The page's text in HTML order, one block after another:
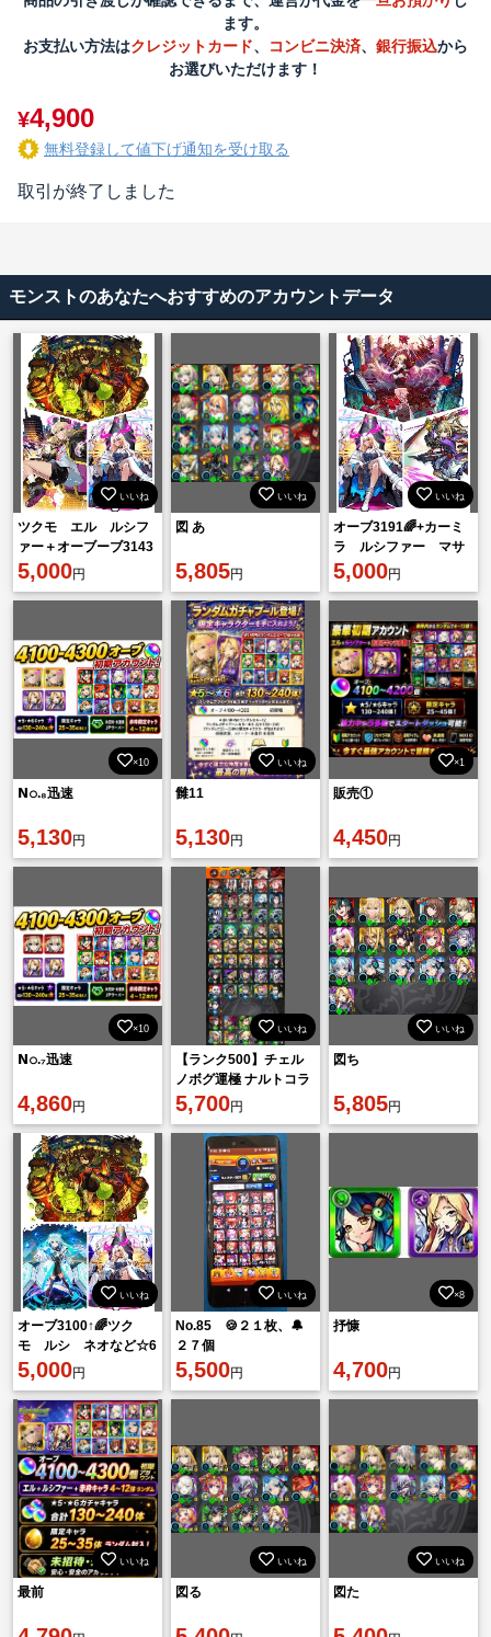
ます。
お支払い方法はクレジットカード、 コンビニ決済、 銀行振込から
お選びいただけます！
¥4,900
無料登録して値下げ通知を受け取る
取引が終了しました
モンストのあなたへおすすめのアカウントデータ
いいね
ツクモ エル ルシフ
ァー＋オーブーブ3143
🌈☆6ガチャ限100〜
200体所持💫
5,000円
いいね
図 あ
5,805円
いいね
オーブ3191🌈+カーミ
ラ ルシファー マサ
ムネ☆6ガチャ限100〜
200体所持💫
5,000円
×10
𝗡𝚘.₈迅速
5,130円
いいね
雠11
5,130円
×1
販売①
4,450円
×10
𝗡𝚘.₇迅速
4,860円
いいね
【ランク500】チェル
ノボグ運極 ナルトコラ
ボ コンプ
5,700円
いいね
図ち
5,805円
いいね
オーブ3100↑🌈ツク
モ ルシ ネオなど☆6
ガチャ限100〜200体所
持💫
5,000円
いいね
No.85 🍪２１枚、🔔
２７個
5,500円
×8
抒慷
4,700円
いいね
最前
いいね
図る
いいね
図た